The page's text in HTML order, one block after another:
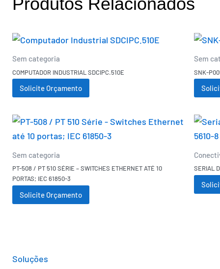
Sem categoria
COMPUTADOR INDUSTRIAL SDCIPC.510E
Solicite Orçamento
Sem
SNK-
Sem categoria
PT-508 / PT 510 SÉRIE – SWITCHES ETHERNET ATÉ 10
PORTAS; IEC 61850-3
Solicite Orçamento
SERIAL
Soluções